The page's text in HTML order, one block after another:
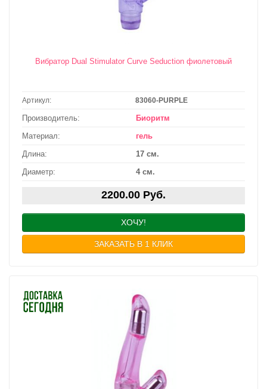
Вибратор Dual Stimulator Curve Seduction фиолетовый
Артикул: 83060-PURPLE
Производитель:
Биоритм
Материал:
гель
Длина:
17 см.
Диаметр:
4 см.
2200.00 Руб.
ХОЧУ!
ЗАКАЗАТЬ В 1 КЛИК